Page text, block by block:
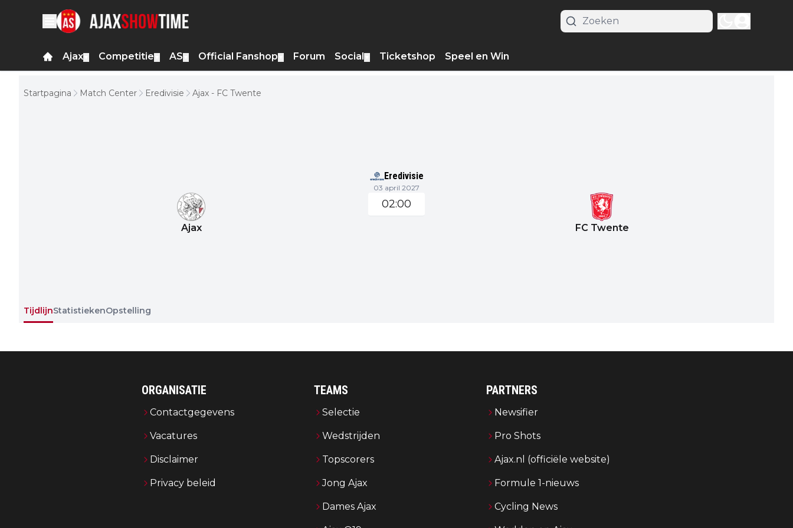
Ajax Competitie AS Official Fanshop Forum Social Ticketshop Speel en Win
Startpagina Match Center Eredivisie Ajax - FC Twente
Eredivisie
03 april 2027
Ajax
02:00
FC Twente
TijdlijnStatistiekenOpstelling
ORGANISATIE
Contactgegevens
Vacatures
Disclaimer
Privacy beleid
TEAMS
Selectie
Wedstrijden
Topscorers
Jong Ajax
Dames Ajax
PARTNERS
Newsifier
Pro Shots
Ajax.nl (officiële website)
Formule 1-nieuws
Cycling News